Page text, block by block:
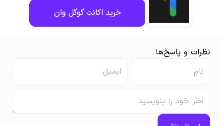
خرید اکانت گوگل وان
نظرات و پاسخ‌ها